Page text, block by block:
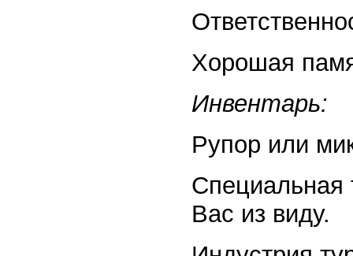
Хорошая
Инвентарь:
Рупор или
Специальная
Вас из виду.